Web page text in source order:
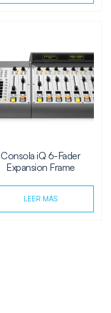
Consola iQ 6-Fader
Expansion Frame
LEER MÁS